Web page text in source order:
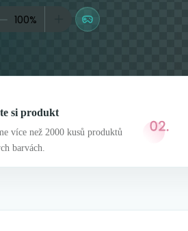
si produkt
více než 2000 kusů produktů
barvách.